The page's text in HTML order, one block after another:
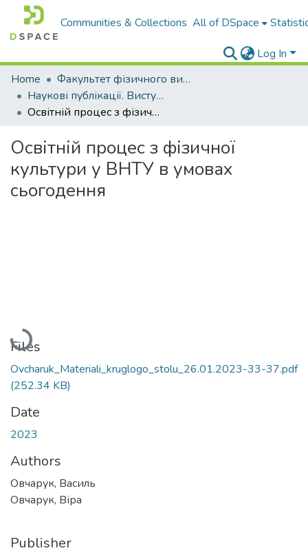
Communities & Collections All of DSpace
Log In
Home
Факультет фізичного виховання і спорту
Наукові публікації. Виступи
Освітній процес з фізичної культури у ВНТУ в умовах сьогодення
Освітній процес з фізичної
культури у ВНТУ в умовах
сьогодення
Loading...
Files
Ovcharuk_Materiali_kruglogo_stolu_26.01.2023-33-37.pdf
(252.34 KB)
Date
2023
Authors
Овчарук, Василь
Овчарук, Віра
Publisher